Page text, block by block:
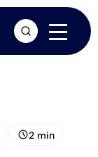
schedule2 min
arrow_forward